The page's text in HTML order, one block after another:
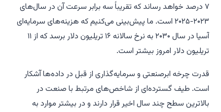
۷ درصد خواهد رساند که تقریباً سه برابر سرعت آن در سال‌های
۲۰۲۳-۲۰۲۵ است. ما پیش‌بینی می‌کنیم که هزینه‌های سرمایه‌ای
آسیا در سال ۲۰۳۰ به نرخ سالانه ۱۶ تریلیون دلار برسد که از ۱۱
تریلیون دلار امروز بیشتر است.
قدرت چرخه ابرصنعتی و سرمایه‌گذاری از قبل در داده‌ها آشکار
است. طیف گسترده‌ای از شاخص‌های مرتبط با صنعت در
بالاترین سطح چند سال اخیر قرار دارند و در بیشتر موارد به